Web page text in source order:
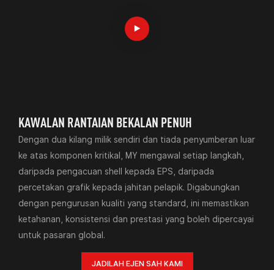
KAWALAN RANTAIAN BEKALAN PENUH
Dengan dua kilang milik sendiri dan tiada penyumberan luar
ke atas komponen kritikal, MY mengawal setiap langkah,
daripada pengacuan shell kepada EPS, daripada
percetakan grafik kepada jahitan pelapik. Digabungkan
dengan pengurusan kualiti yang standard, ini memastikan
ketahanan, konsistensi dan prestasi yang boleh dipercayai
untuk pasaran global.
JADILAH EJEN SAH KAMI